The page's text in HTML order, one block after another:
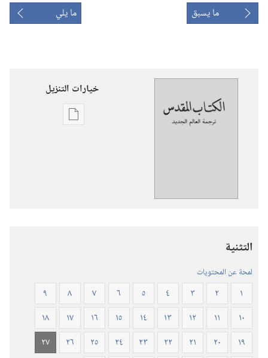
ما يسبق ما يلي
خيارات التنزيل
خيارات
٢٠١٩)‏
التثنية
لمحة عن المحتويات
١ ٢ ٣ ٤ ٥ ٦ ٧ ٨
٩
١٠
١١ ١٢ ١٣ ١٤ ١٥ ١٦ ١٧
١٨
١٩
٢٠ ٢١ ٢٢ ٢٣ ٢٤ ٢٥ ٢٦
٢٧